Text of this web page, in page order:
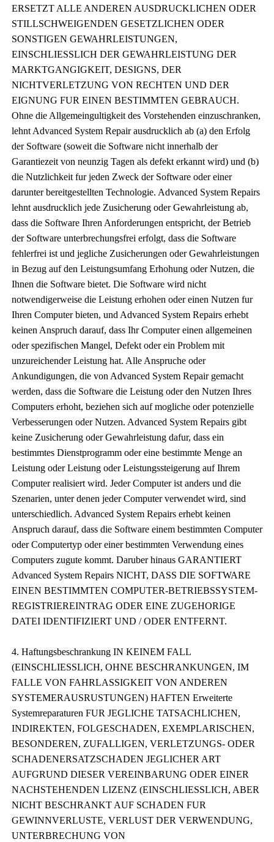
ERSETZT ALLE ANDEREN AUSDRUCKLICHEN ODER
STILLSCHWEIGENDEN GESETZLICHEN ODER
SONSTIGEN GEWAHRLEISTUNGEN,
EINSCHLIESSLICH DER GEWAHRLEISTUNG DER
MARKTGANGIGKEIT, DESIGNS, DER
NICHTVERLETZUNG VON RECHTEN UND DER
EIGNUNG FUR EINEN BESTIMMTEN GEBRAUCH.
Ohne die Allgemeingultigkeit des Vorstehenden einzuschranken,
lehnt Advanced System Repair ausdrucklich ab (a) den Erfolg
der Software (soweit die Software nicht innerhalb der
Garantiezeit von neunzig Tagen als defekt erkannt wird) und (b)
die Nutzlichkeit fur jeden Zweck der Software oder einer
darunter bereitgestellten Technologie. Advanced System Repairs
lehnt ausdrucklich jede Zusicherung oder Gewahrleistung ab,
dass die Software Ihren Anforderungen entspricht, der Betrieb
der Software unterbrechungsfrei erfolgt, dass die Software
fehlerfrei ist und jegliche Zusicherungen oder Gewahrleistungen
in Bezug auf den Leistungsumfang Erhohung oder Nutzen, die
Ihnen die Software bietet. Die Software wird nicht
notwendigerweise die Leistung erhohen oder einen Nutzen fur
Ihren Computer bieten, und Advanced System Repairs erhebt
keinen Anspruch darauf, dass Ihr Computer einen allgemeinen
oder spezifischen Mangel, Defekt oder ein Problem mit
unzureichender Leistung hat. Alle Anspruche oder
Ankundigungen, die von Advanced System Repair gemacht
werden, dass die Software die Leistung oder den Nutzen Ihres
Computers erhoht, beziehen sich auf mogliche oder potenzielle
Verbesserungen oder Nutzen. Advanced System Repairs gibt
keine Zusicherung oder Gewahrleistung dafur, dass ein
bestimmtes Dienstprogramm oder eine bestimmte Menge an
Leistung oder Leistung oder Leistungssteigerung auf Ihrem
Computer realisiert wird. Jeder Computer ist anders und die
Szenarien, unter denen jeder Computer verwendet wird, sind
unterschiedlich. Advanced System Repairs erhebt keinen
Anspruch darauf, dass die Software einem bestimmten Computer
oder Computertyp oder einer bestimmten Verwendung eines
Computers zugute kommt. Daruber hinaus GARANTIERT
Advanced System Repairs NICHT, DASS DIE SOFTWARE
EINEN BESTIMMTEN COMPUTER-BETRIEBSSYSTEM-
REGISTRIEREINTRAG ODER EINE ZUGEHORIGE
DATEI IDENTIFIZIERT UND / ODER ENTFERNT.
4. Haftungsbeschrankung IN KEINEM FALL
(EINSCHLIESSLICH, OHNE BESCHRANKUNGEN, IM
FALLE VON FAHRLASSIGKEIT VON ANDEREN
SYSTEMERAUSRUSTUNGEN) HAFTEN Erweiterte
Systemreparaturen FUR JEGLICHE TATSACHLICHEN,
INDIREKTEN, FOLGESCHADEN, EXEMPLARISCHEN,
BESONDEREN, ZUFALLIGEN, VERLETZUNGS- ODER
SCHADENERSATZSCHADEN JEGLICHER ART
AUFGRUND DIESER VEREINBARUNG ODER EINER
NACHSTEHENDEN LIZENZ (EINSCHLIESSLICH, ABER
NICHT BESCHRANKT AUF SCHADEN FUR
GEWINNVERLUSTE, VERLUST DER VERWENDUNG,
UNTERBRECHUNG VON